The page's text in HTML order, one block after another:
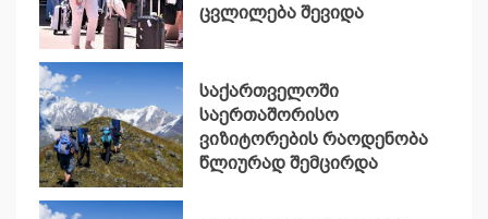
ცვლილება შევიდა
საქართველოში
საერთაშორისო
ვიზიტორების რაოდენობა
წლიურად შემცირდა